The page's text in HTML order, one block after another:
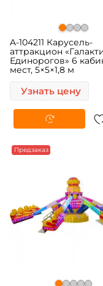
A-104211 Карусель-
аттракцион
Единорогов» 6
мест, 5×5×1,8 м
Узнать цену
Предзаказ